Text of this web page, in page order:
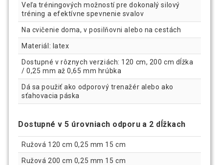
Veľa tréningových možností pre dokonalý silový
tréning a efektívne spevnenie svalov
Na cvičenie doma, v posilňovni alebo na cestách
Materiál: latex
Dostupné v rôznych verziách: 120 cm, 200 cm dĺžka
/ 0,25 mm až 0,65 mm hrúbka
Dá sa použiť ako odporový trenažér alebo ako
sťahovacia páska
Dostupné v 5 úrovniach odporu a 2 dĺžkach
Ružová 120 cm 0,25 mm 15 cm
Ružová 200 cm 0,25 mm 15 cm